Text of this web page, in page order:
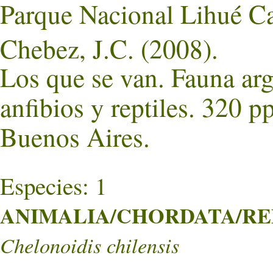
Parque Nacional Lihué
Chebez, J.C. (2008).
Los que se van. Fauna
anfibios y reptiles. 320
Buenos Aires.
Especies: 1
ANIMALIA/CHORDATA/
Chelonoidis chilensis